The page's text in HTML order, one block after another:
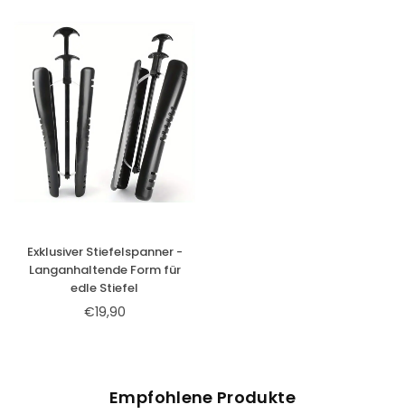
Exklusiver Stiefelspanner -
Langanhaltende Form für
edle Stiefel
Normaler
€19,90
Empfohlene Produkte